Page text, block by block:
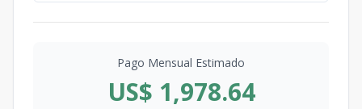
Pago Mensual Estimado
US$ 1,978.64